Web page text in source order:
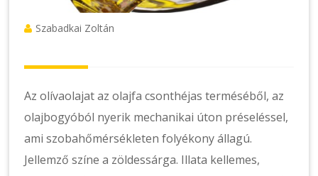
Szabadkai Zoltán
Az olívaolajat az olajfa csonthéjas terméséből, az
olajbogyóból nyerik mechanikai úton préseléssel,
ami szobahőmérsékleten folyékony állagú.
Jellemző színe a zöldessárga. Illata kellemes,